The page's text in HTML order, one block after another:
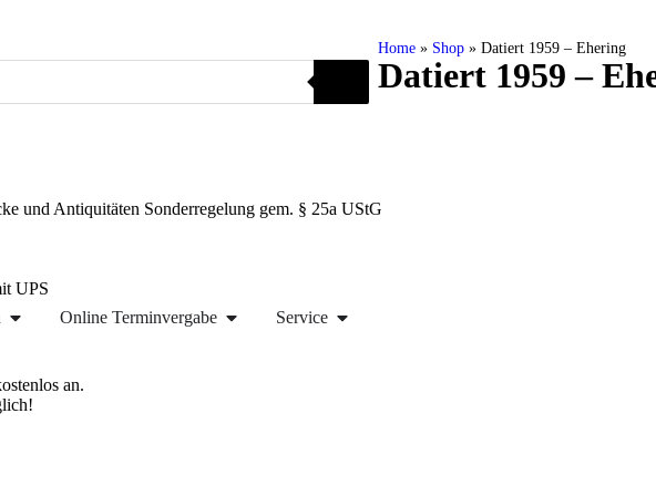
Online Terminvergabe
Service
Home » Shop »Datiert 1959 – Ehering
Datiert 1959 –
und Antiquitäten Sonderregelung gem. § 25a UStG
UPS
an.